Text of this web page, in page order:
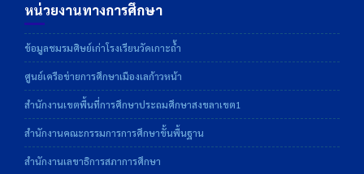
หน่วยงานทางการศึกษา
ข้อมูลชมรมศิษย์เก่าโรงเรียนวัดเกาะถ้ำ
ศูนย์เครือข่ายการศึกษาเมืองเลก้าวหน้า
สำนักงานเขตพื้นที่การศึกษาประถมศึกษาสงขลาเขต1
สำนักงานคณะกรรมการการศึกษาขั้นพื้นฐาน
สำนักงานเลขาธิการสภาการศึกษา